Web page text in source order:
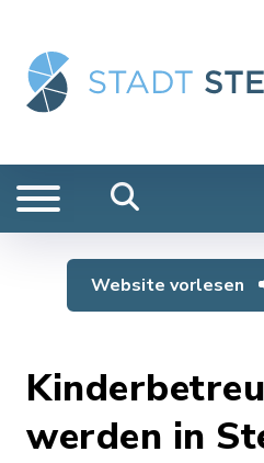
Website vorlesen
werden in